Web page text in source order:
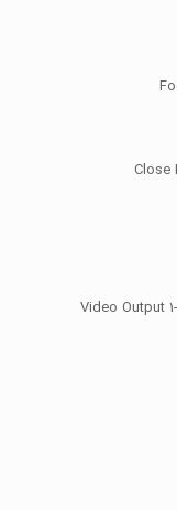
Close
Video Output